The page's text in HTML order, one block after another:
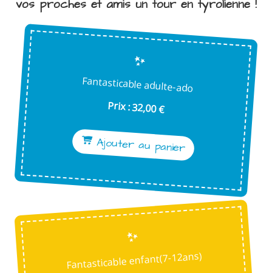
vos proches et amis un tour en tyrolienne !
Fantasticable adulte-ado
Prix : 32,00 €
Ajouter au panier
Fantasticable enfant(7-12ans)